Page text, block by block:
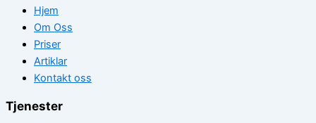
Hjem
Om Oss
Priser
Artiklar
Kontakt oss
Tjenester